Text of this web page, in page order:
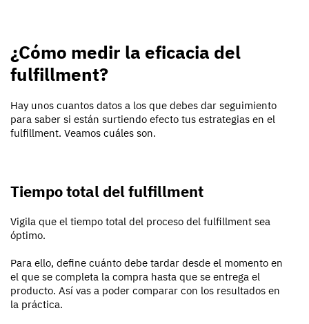
¿Cómo medir la eficacia del
fulfillment?
Hay unos cuantos datos a los que debes dar seguimiento
para saber si están surtiendo efecto tus estrategias en el
fulfillment. Veamos cuáles son.
Tiempo total del fulfillment
Vigila que el tiempo total del proceso del fulfillment sea
óptimo.
Para ello, define cuánto debe tardar desde el momento en
el que se completa la compra hasta que se entrega el
producto. Así vas a poder comparar con los resultados en
la práctica.